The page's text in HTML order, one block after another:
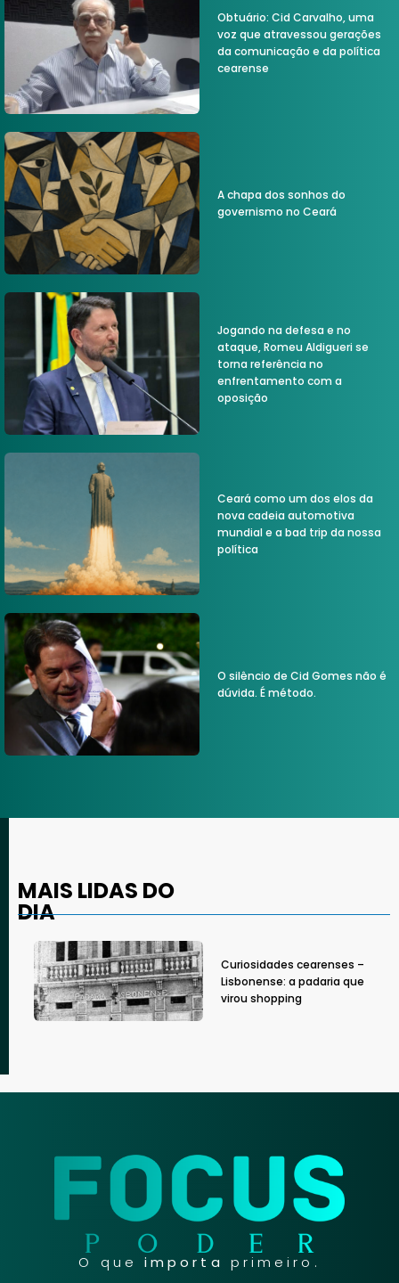
Obtuário: Cid Carvalho, uma
voz que atravessou gerações
da comunicação e da política
cearense
A chapa dos sonhos do
governismo no Ceará
Jogando na defesa e no
ataque, Romeu Aldigueri se
torna referência no
enfrentamento com a
oposição
Ceará como um dos elos da
nova cadeia automotiva
mundial e a bad trip da nossa
política
O silêncio de Cid Gomes não é
dúvida. É método.
MAIS LIDAS DO
DIA
Curiosidades cearenses –
Lisbonense: a padaria que
virou shopping
O que importa primeiro.